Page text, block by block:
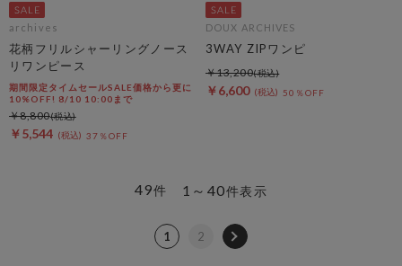
archives
花柄フリルシャーリングノース
リワンピース
期間限定タイムセールSALE価格から更に
10%OFF! 8/10 10:00まで
￥5,544 37％OFF
￥8,800
DOUX ARCHIVES
3WAY ZIPワンピ
￥6,600 50％OFF
￥13,200
1～40件表示
49件
1 2